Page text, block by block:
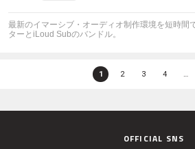
最新のイマーシブ・オーディオ制作環境を短時間
ターとiLoud Subのバンドル。
1 2 3 4 …
OFFICIAL SNS